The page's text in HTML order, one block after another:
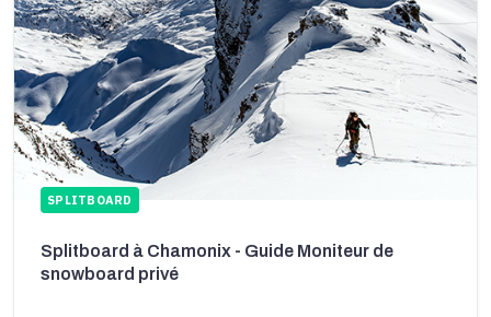
SPLITBOARD
Splitboard à Chamonix - Guide Moniteur de
snowboard privé